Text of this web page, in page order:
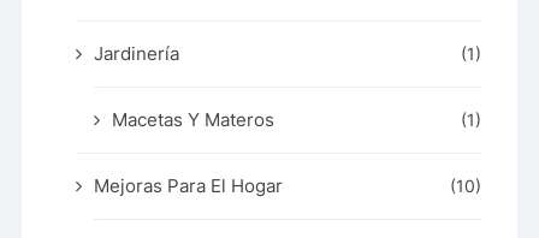
Jardinería (1)
Macetas Y Materos (1)
Mejoras Para El Hogar (10)